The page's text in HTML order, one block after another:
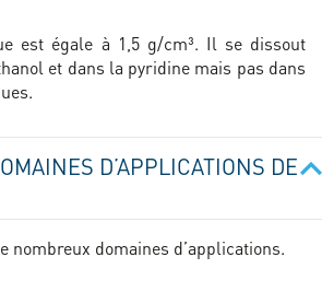
est égale à 1,5 g/cm³. Il se dissout
et dans la pyridine mais pas dans
D’APPLICATIONS DE
nombreux domaines d’applications.